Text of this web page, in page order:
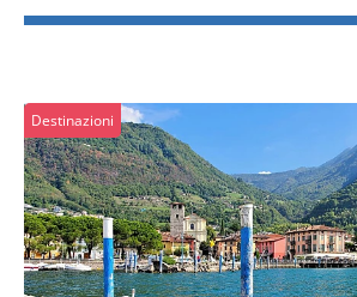
Destinazioni